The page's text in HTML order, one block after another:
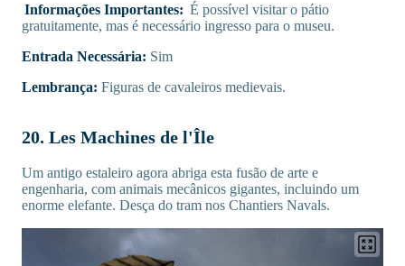
Informações Importantes: É possível visitar o pátio
gratuitamente, mas é necessário ingresso para o museu.
Entrada Necessária: Sim
Lembrança: Figuras de cavaleiros medievais.
20. Les Machines de l'Île
Um antigo estaleiro agora abriga esta fusão de arte e
engenharia, com animais mecânicos gigantes, incluindo um
enorme elefante. Desça do tram nos Chantiers Navals.